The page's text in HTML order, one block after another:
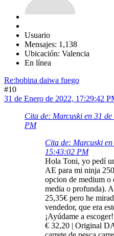
Usuario
Mensajes: 1,138
Ubicación: Valencia
En línea
Re:bobina daiwa fuego
#10
31 de Enero de 2022, 17:29:42
Cita de: Marcuski en 31
PM
Cita de: Marcuski en
15:43:02 PM
Hola Toni, yo pedí
AE para mi ninja
opcion de medium o
media o profunda).
25,35€ pero he
vendedor, que era
¡Ayúdame a escoger!
€ 32,20 | Original